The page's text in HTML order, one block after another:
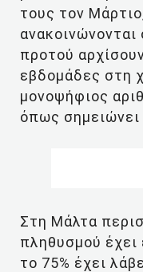
τους τον
προτού
εβδομάδες στη
μονοψήφιος
όπως
Στη Μάλτα
πληθυσμού έχει
το 75% έχει